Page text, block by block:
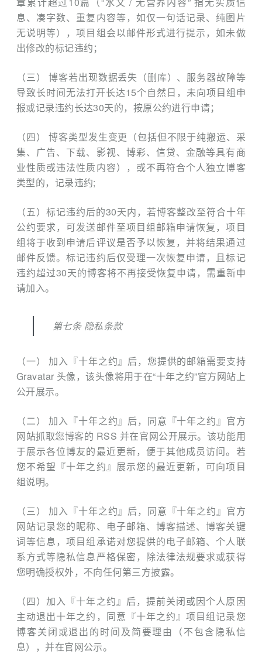
息、凑字数、重复内容等，如仅一句话记录、纯图片
无说明等），项目组会以邮件形式进行提示，如未做
出修改的标记违约；
（三） 博客若出现数据丢失（删库）、服务器故障等
导致长时间无法打开长达15个自然日，未向项目组申
报或记录违约长达30天的，按原公约进行申请；
（四） 博客类型发生变更（包括但不限于纯搬运、采
集、广告、下载、影视、博彩、信贷、金融等具有商
业性质或违法性质内容），或不再符合个人独立博客
类型的，记录违约;
（五）标记违约后的30天内，若博客整改至符合十年
公约要求，可发送邮件至项目组邮箱申请恢复，项目
组将于收到申请后评议是否予以恢复，并将结果通过
邮件反馈。标记违约后仅受理一次恢复申请，且标记
违约超过30天的博客将不再接受恢复申请，需重新申
请加入。
第七条 隐私条款
（一） 加入『十年之约』后，您提供的邮箱需要支持
Gravatar 头像，该头像将用于在“十年之约”官方网站上
公开展示。
（二） 加入『十年之约』后，同意『十年之约』官方
网站抓取您博客的 RSS 并在官网公开展示。该功能用
于展示各位博友的最近更新，便于其他成员访问。若
您不希望『十年之约』展示您的最近更新，可向项目
组说明。
（三） 加入『十年之约』后，同意『十年之约』官方
网站记录您的昵称、电子邮箱、博客描述、博客关键
词等信息，项目组承诺对您提供的电子邮箱、个人联
系方式等隐私信息严格保密，除法律法规要求或获得
您明确授权外，不向任何第三方披露。
（四）加入『十年之约』后，提前关闭或因个人原因
主动退出十年之约，同意『十年之约』项目组记录您
博客关闭或退出的时间及简要理由（不包含隐私信
息），并在官网公示。